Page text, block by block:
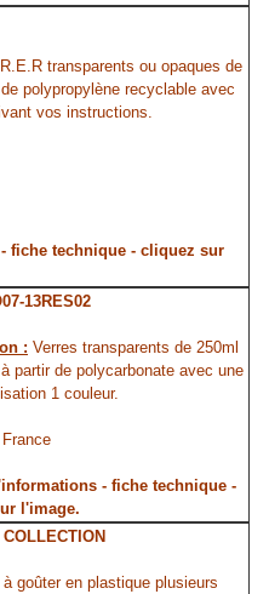
transparents ou opaques de
polypropylène recyclable avec
vos instructions.
fiche technique - cliquez sur
13RES02
: Verres transparents de 250ml
partir de polycarbonate avec une
1 couleur.
France
- fiche technique -
l'image.
goûter en plastique plusieurs